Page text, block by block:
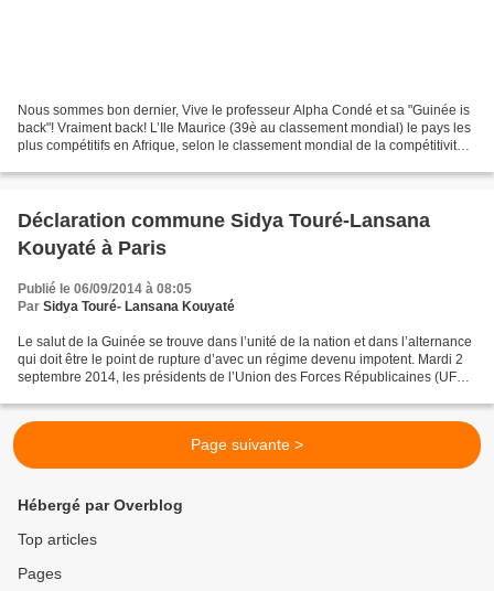
Nous sommes bon dernier, Vive le professeur Alpha Condé et sa "Guinée is
back"! Vraiment back! L’Ile Maurice (39è au classement mondial) le pays les
plus compétitifs en Afrique, selon le classement mondial de la compétitivité,
Déclaration commune Sidya Touré-Lansana
Kouyaté à Paris
Publié le 06/09/2014 à 08:05
Par Sidya Touré- Lansana Kouyaté
Le salut de la Guinée se trouve dans l’unité de la nation et dans l’alternance
qui doit être le point de rupture d’avec un régime devenu impotent. Mardi 2
septembre 2014, les présidents de l’Union des Forces Républicaines (UFR)
Page suivante >
Hébergé par Overblog
Top articles
Pages